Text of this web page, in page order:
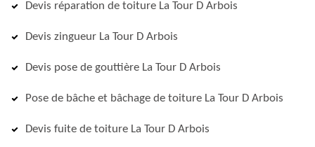
Devis réparation de toiture La Tour D Arbois
Devis zingueur La Tour D Arbois
Devis pose de gouttière La Tour D Arbois
Pose de bâche et bâchage de toiture La Tour D Arbois
Devis fuite de toiture La Tour D Arbois